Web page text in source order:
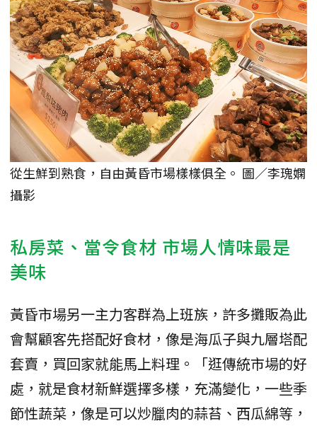
從生鮮到熟食，自由黃昏市場樣樣俱全。 圖／李瑰嫻
攝影
私房菜、當令食材 市場人情味最是
美味
黃昏市場另一主力客群為上班族，許多攤販為此
會幫顧客先搭配好食材，像是海瓜子與九層塔配
套賣，買回家就能馬上料理。「逛傳統市場的好
處，就是食材新鮮選擇多樣，充滿變化，一些季
節性蔬菜，像是可以炒臘肉的蒜苔、西瓜綿等，